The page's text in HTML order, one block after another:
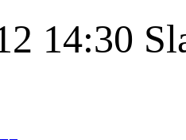
14:30